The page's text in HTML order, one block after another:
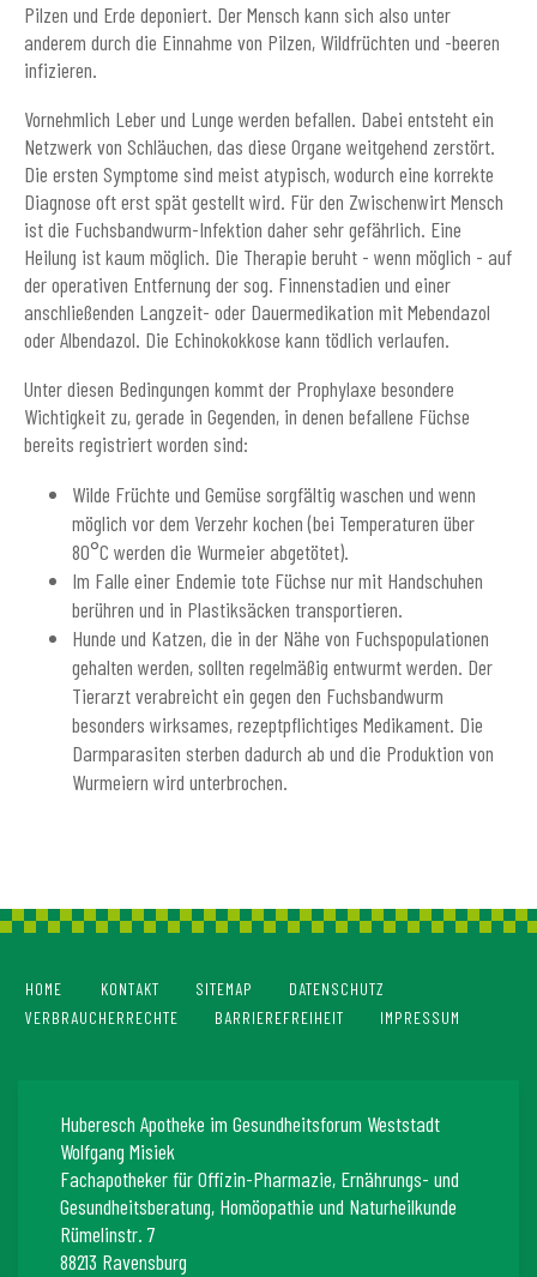
Pilzen und Erde deponiert. Der Mensch kann sich also unter
anderem durch die Einnahme von Pilzen, Wildfrüchten und -beeren
infizieren.
Vornehmlich Leber und Lunge werden befallen. Dabei entsteht ein
Netzwerk von Schläuchen, das diese Organe weitgehend zerstört.
Die ersten Symptome sind meist atypisch, wodurch eine korrekte
Diagnose oft erst spät gestellt wird. Für den Zwischenwirt Mensch
ist die Fuchsbandwurm-Infektion daher sehr gefährlich. Eine
Heilung ist kaum möglich. Die Therapie beruht - wenn möglich - auf
der operativen Entfernung der sog. Finnenstadien und einer
anschließenden Langzeit- oder Dauermedikation mit Mebendazol
oder Albendazol. Die Echinokokkose kann tödlich verlaufen.
Unter diesen Bedingungen kommt der Prophylaxe besondere
Wichtigkeit zu, gerade in Gegenden, in denen befallene Füchse
bereits registriert worden sind:
Wilde Früchte und Gemüse sorgfältig waschen und wenn
möglich vor dem Verzehr kochen (bei Temperaturen über
80°C werden die Wurmeier abgetötet).
Im Falle einer Endemie tote Füchse nur mit Handschuhen
berühren und in Plastiksäcken transportieren.
Hunde und Katzen, die in der Nähe von Fuchspopulationen
gehalten werden, sollten regelmäßig entwurmt werden. Der
Tierarzt verabreicht ein gegen den Fuchsbandwurm
besonders wirksames, rezeptpflichtiges Medikament. Die
Darmparasiten sterben dadurch ab und die Produktion von
Wurmeiern wird unterbrochen.
HOME KONTAKT SITEMAP
DATENSCHUTZ
VERBRAUCHERRECHTE
BARRIEREFREIHEIT IMPRESSUM
Huberesch Apotheke im Gesundheitsforum Weststadt
Wolfgang Misiek
Fachapotheker für Offizin-Pharmazie, Ernährungs- und
Gesundheitsberatung, Homöopathie und Naturheilkunde
Rümelinstr. 7
88213 Ravensburg